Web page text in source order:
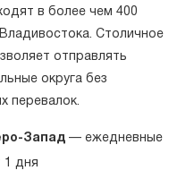
в более чем 400
Столичное
отправлять
округа без
перевалок.
Запад — ежедневные
1 дня